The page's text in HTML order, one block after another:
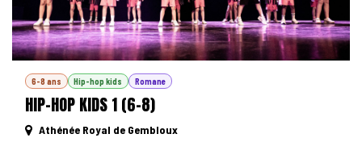
6-8 ans Hip-hop kids Romane
HIP-HOP KIDS 1 (6-8)
Athénée Royal de Gembloux